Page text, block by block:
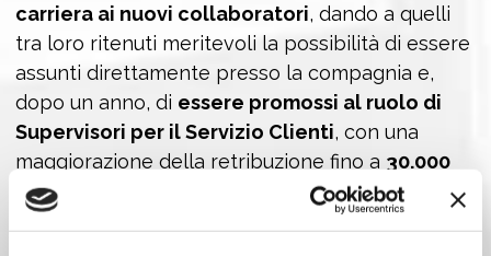
carriera ai nuovi collaboratori, dando a quelli
tra loro ritenuti meritevoli la possibilità di essere
assunti direttamente presso la compagnia e,
dopo un anno, di essere promossi al ruolo di
Supervisori per il Servizio Clienti, con una
maggiorazione della retribuzione fino a 30.000
Euro all’anno
, ed un aumento dei benefit,
compresi sconti su altre compagnie aeree.